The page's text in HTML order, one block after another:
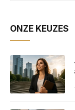
ONZE KEUZES